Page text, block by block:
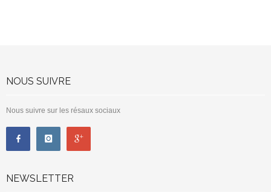
NOUS SUIVRE
Nous suivre sur les résaux sociaux
NEWSLETTER